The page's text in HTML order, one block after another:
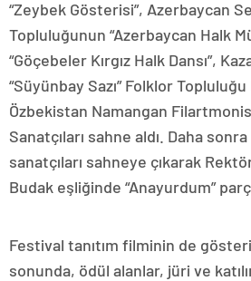
“Zeybek Gösterisi”, Azerbaycan
Topluluğunun “Azerbaycan Halk
“Göçebeler Kırgız Halk Dansı”,
“Süyünbay Sazı” Folklor Topluluğu
Özbekistan Namangan
Sanatçıları sahne aldı. Daha
sanatçıları sahneye çıkarak
Budak eşliğinde “Anayurdum”
Festival tanıtım filminin de
sonunda, ödül alanlar, jüri ve